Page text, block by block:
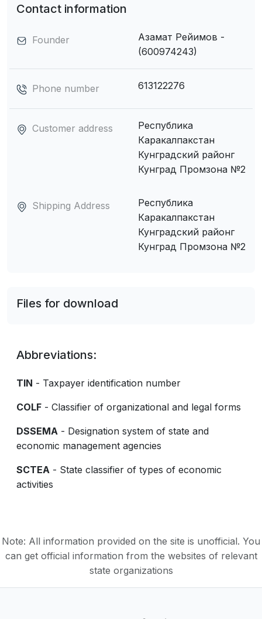
Contact information
Founder
Азамат Рейимов -
(600974243)
Phone number 613122276
Customer address
Республика
Каракалпакстан
Кунградский районг
Кунград Промзона №2
Shipping Address
Республика
Каракалпакстан
Кунградский районг
Кунград Промзона №2
Files for download
Abbreviations:
TIN - Taxpayer identification number
COLF - Classifier of organizational and legal forms
DSSEMA - Designation system of state and
economic management agencies
SCTEA - State classifier of types of economic
activities
Note: All information provided on the site is unofficial. You
can get official information from the websites of relevant
state organizations